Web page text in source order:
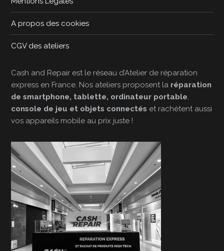
A propos des cookies
CGV des ateliers
Cash and Repair est le réseau d’Atelier de réparation
express en France. Nos ateliers proposent la réparation
de smartphone, tablette, ordinateur portable
console de jeu et objets connectés et rachètent aussi
vos appareils mobile au prix juste !